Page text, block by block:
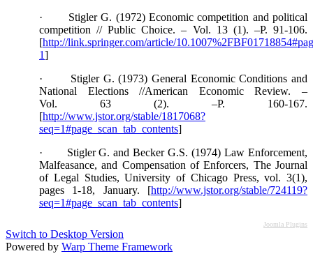
· Stigler G. (1972) Economic competition and political
competition // Public Choice. – Vol. 13 (1). –Р. 91-106.
[http://link.springer.com/article/
1]
· Stigler G. (1973) General Economic Conditions and
National Elections //American Economic Review. –
Vol. 63 (2). –Р. 160-167.
[http://www.jstor.org/stable/1817068?
seq=1#page_scan_tab_contents]
· Stigler G. and Becker G.S. (1974) Law Enforcement,
Malfeasance, and Compensation of Enforcers, The Journal
of Legal Studies, University of Chicago Press, vol. 3(1),
pages 1-18, January. [http://www.jstor.org/stable/724119?
seq=1#page_scan_tab_contents]
Joomla Plugins
Switch to Desktop Version
Powered by Warp Theme Framework